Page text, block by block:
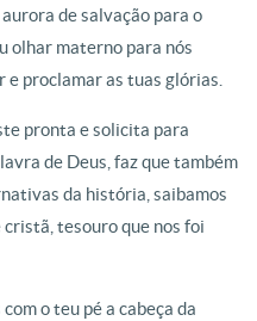
de salvação para o
olhar materno para nós
e proclamar as tuas glórias.
pronta e solicita para
de Deus, faz que também
da história, saibamos
tesouro que nos foi
o teu pé a cabeça da